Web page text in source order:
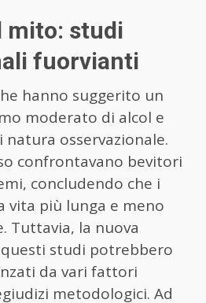
mito: studi
fuorvianti
hanno suggerito un
moderato di alcol e
osservazionale.
confrontavano bevitori
concludendo che i
vita più lunga e meno
Tuttavia, la nuova
studi potrebbero
da vari fattori
metodologici. Ad